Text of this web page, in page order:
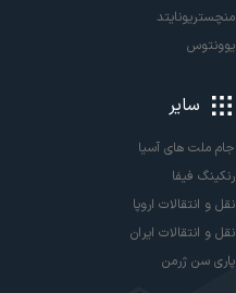
منچستریونایتد
یوونتوس
سایر
جام ملت های آسیا
رنکینگ فیفا
نقل و انتقالات اروپا
نقل و انتقالات ایران
پاری سن ژرمن